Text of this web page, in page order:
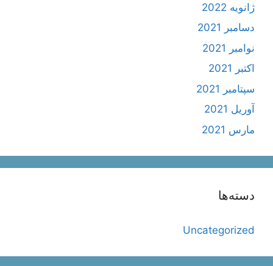
ژانویه 2022
دسامبر 2021
نوامبر 2021
اکتبر 2021
سپتامبر 2021
آوریل 2021
مارس 2021
دسته‌ها
Uncategorized